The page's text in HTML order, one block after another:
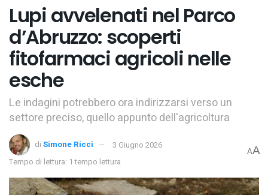
Lupi avvelenati nel Parco
d’Abruzzo: scoperti
fitofarmaci agricoli nelle
esche
Le indagini potrebbero ora indirizzarsi verso un
settore preciso, quello appunto dell'agricoltura
di Simone Ricci
3 Giugno 2026
Tempo di lettura: 1 tempo lettura
AA